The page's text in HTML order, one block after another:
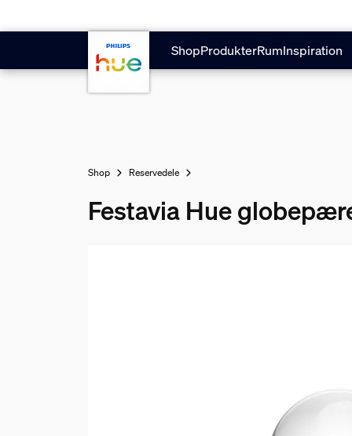
ShopProdukterRumInspiration
Shop Reservedele
Festavia Hue